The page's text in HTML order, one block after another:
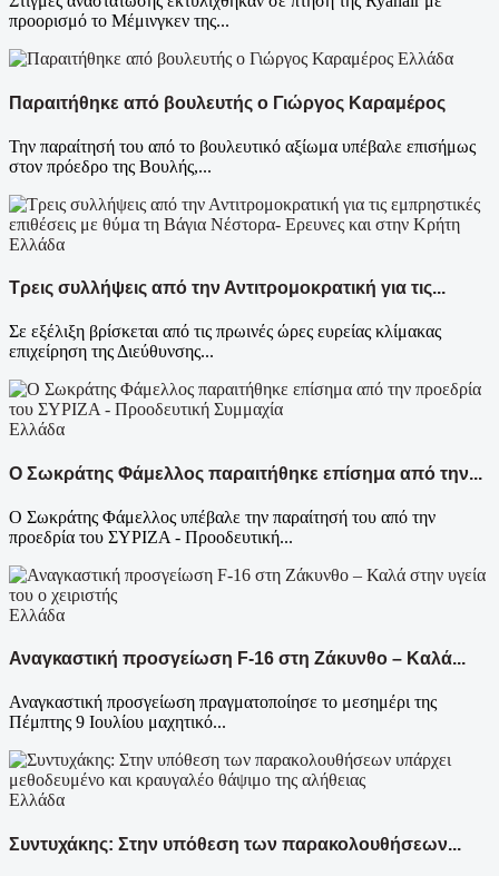
προορισμό το Μέμινγκεν της...
Ελλάδα
Παραιτήθηκε από βουλευτής ο Γιώργος Καραμέρος
Την παραίτησή του από το βουλευτικό αξίωμα υπέβαλε επισήμως
στον πρόεδρο της Βουλής,...
Ελλάδα
Τρεις συλλήψεις από την Αντιτρομοκρατική για τις...
Σε εξέλιξη βρίσκεται από τις πρωινές ώρες ευρείας κλίμακας
επιχείρηση της Διεύθυνσης...
Ελλάδα
Ο Σωκράτης Φάμελλος παραιτήθηκε επίσημα από την...
Ο Σωκράτης Φάμελλος υπέβαλε την παραίτησή του από την
προεδρία του ΣΥΡΙΖΑ - Προοδευτική...
Ελλάδα
Αναγκαστική προσγείωση F-16 στη Ζάκυνθο – Καλά...
Αναγκαστική προσγείωση πραγματοποίησε το μεσημέρι της
Πέμπτης 9 Ιουλίου μαχητικό...
Ελλάδα
Συντυχάκης: Στην υπόθεση των παρακολουθήσεων...